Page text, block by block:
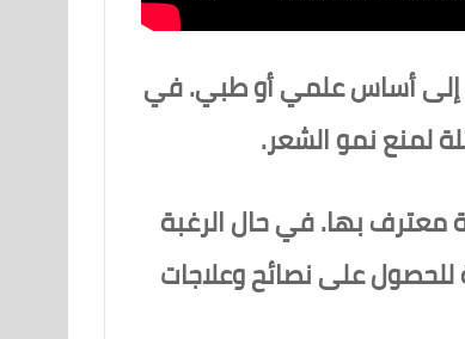
إلى أساس علمي أو طبي. في
لمنع نمو الشعر.
معترف بها. في حال الرغبة
للحصول على نصائح وعلاجات